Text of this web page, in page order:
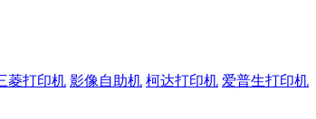
菱打印机 影像自助机 柯达打印机 爱普生打印机